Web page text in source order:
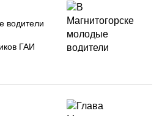
водители
ГАИ